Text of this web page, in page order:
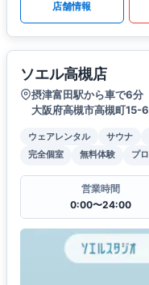
店舗情報
ソエル高槻店
摂津富田駅から車で6分
大阪府高槻市高槻町15-
ウェアレンタル サウナ
完全個室
無料体験 プ
営業時間
0:00〜24:00